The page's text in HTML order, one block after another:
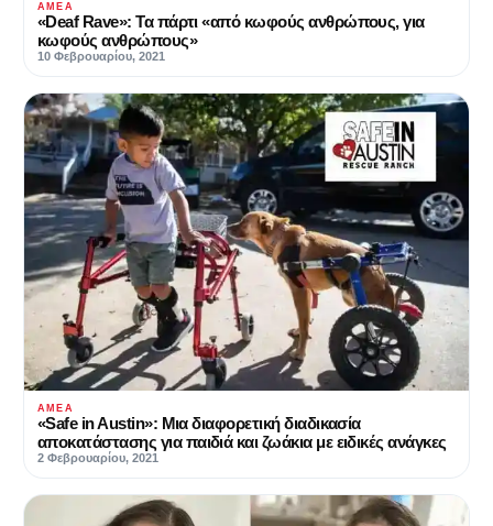
ΑΜΕΑ
«Deaf Rave»: Τα πάρτι «από κωφούς ανθρώπους, για
κωφούς ανθρώπους»
10 Φεβρουαρίου, 2021
ΑΜΕΑ
«Safe in Austin»: Μια διαφορετική διαδικασία
αποκατάστασης για παιδιά και ζωάκια με ειδικές ανάγκες
2 Φεβρουαρίου, 2021